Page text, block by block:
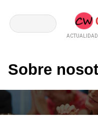
ACTUALIDAD
Sobre